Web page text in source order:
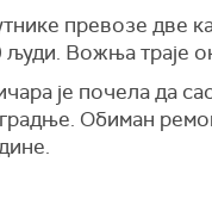
превозе две
људи. Вожња траје
је почела да
Обиман